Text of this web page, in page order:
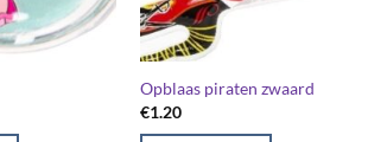
Opblaas piraten zwaard
€1.20